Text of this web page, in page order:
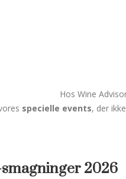
Hos Wine
specielle events, der
2026